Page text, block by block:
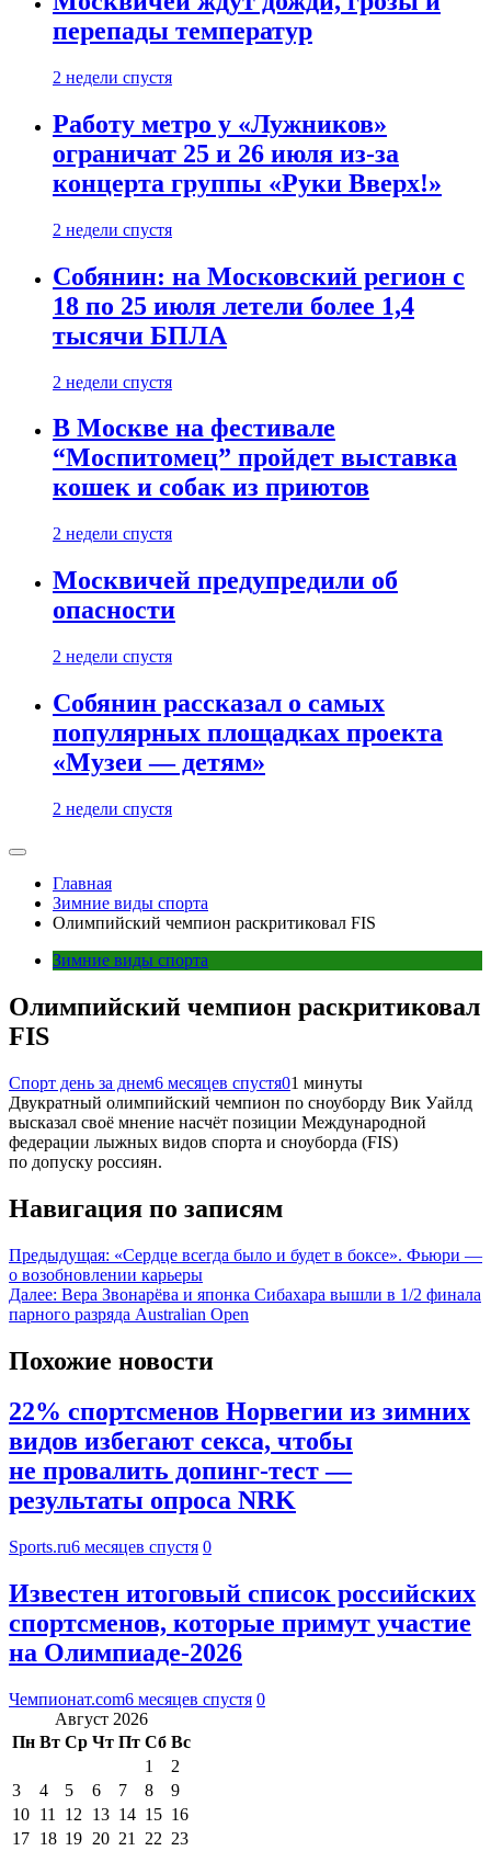
перепады температур
2 недели спустя
Работу метро у «Лужников»
ограничат 25 и 26 июля из-за
концерта группы «Руки Вверх!»
2 недели спустя
Собянин: на Московский регион с
18 по 25 июля летели более 1,4
тысячи БПЛА
2 недели спустя
В Москве на фестивале
“Моспитомец” пройдет выставка
кошек и собак из приютов
2 недели спустя
Москвичей предупредили об
опасности
2 недели спустя
Собянин рассказал о самых
популярных площадках проекта
«Музеи — детям»
2 недели спустя
Главная
Зимние виды спорта
Олимпийский чемпион раскритиковал FIS
Зимние виды спорта
Олимпийский чемпион раскритиковал
FIS
Спорт день за днем6 месяцев спустя01 минуты
Двукратный олимпийский чемпион по сноуборду Вик Уайлд
высказал своё мнение насчёт позиции Международной
федерации лыжных видов спорта и сноуборда (FIS)
по допуску россиян.
Навигация по записям
Предыдущая: «Сердце всегда было и будет в боксе». Фьюри —
о возобновлении карьеры
Далее: Вера Звонарёва и японка Сибахара вышли в 1/2 финала
парного разряда Australian Open
Похожие новости
22% спортсменов Норвегии из зимних
видов избегают секса, чтобы
не провалить допинг-тест —
результаты опроса NRK
Sports.ru6 месяцев спустя 0
Известен итоговый список российских
спортсменов, которые примут участие
на Олимпиаде-2026
Чемпионат.com6 месяцев спустя 0
Август 2026
Пн Вт Ср Чт Пт Сб Вс
1
2
3
4 5 6 7 8
9
10 11 12 13 14 15 16
17 18 19 20 21 22 23